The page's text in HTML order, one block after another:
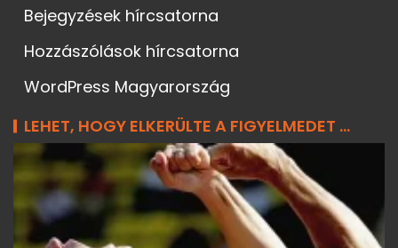
Bejegyzések hírcsatorna
Hozzászólások hírcsatorna
WordPress Magyarország
LEHET, HOGY ELKERÜLTE A FIGYELMEDET ...